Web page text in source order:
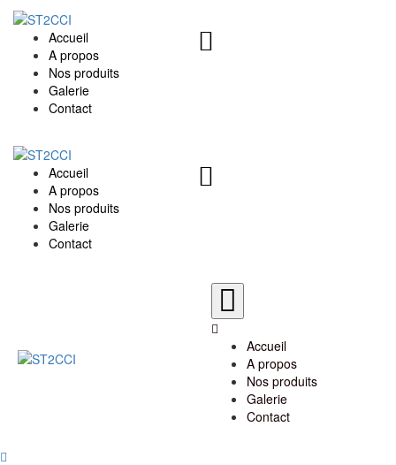
Accueil
A propos
Nos produits
Galerie
Contact
Accueil
A propos
Nos produits
Galerie
Contact
Accueil
A propos
Nos produits
Galerie
Contact